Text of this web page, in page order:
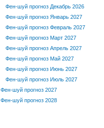
Фен-шуй прогноз Декабрь 2026
Фен-шуй прогноз Январь 2027
Фен-шуй прогноз Февраль 2027
Фен-шуй прогноз Март 2027
Фен-шуй прогноз Апрель 2027
Фен-шуй прогноз Май 2027
Фен-шуй прогноз Июнь 2027
Фен-шуй прогноз Июль 2027
Фен-шуй прогноз 2027
Фен-шуй прогноз 2028